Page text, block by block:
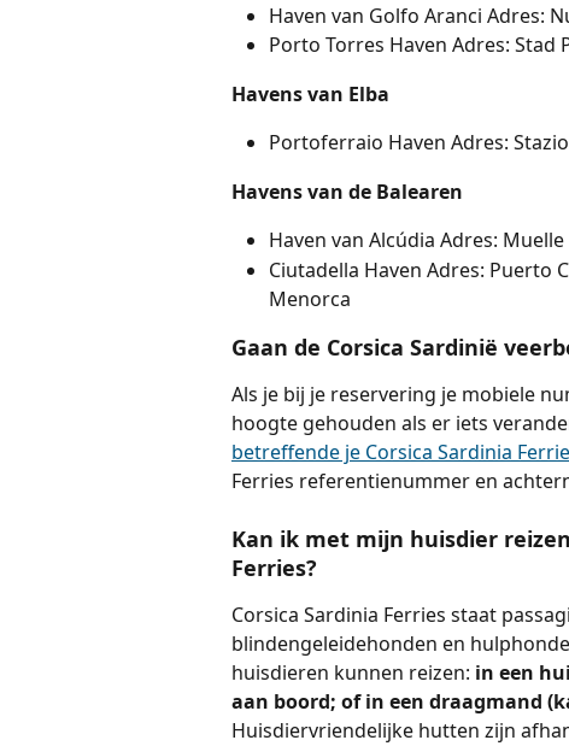
Haven van Golfo Aranci Adres:
Porto Torres Haven Adres: Stad
Havens van Elba
Portoferraio Haven Adres:
Havens van de Balearen
Haven van Alcúdia Adres:
Ciutadella Haven Adres: Puerto
Menorca
Gaan de Corsica Sardinië
Als je bij je reservering je mobiele
hoogte gehouden als er iets
betreffende je Corsica Sardinia
Ferries referentienummer en
Kan ik met mijn huisdier
Ferries?
Corsica Sardinia Ferries staat
blindengeleidehonden en
huisdieren kunnen reizen: in een
aan boord; of in een draagmand
Huisdiervriendelijke hutten zijn